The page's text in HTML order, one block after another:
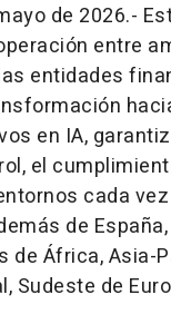
de 2026.-
entre
entidades
en IA,
el
cada
de
de África, Asia-
Sudeste de